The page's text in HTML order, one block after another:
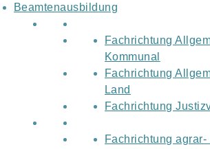
Beamtenausbildung
Fachrichtung
Kommunal
Fachrichtung
Land
Fachrichtung
Fachrichtung agrar-